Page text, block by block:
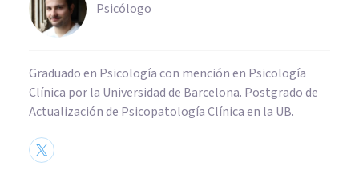
Psicólogo
Graduado en Psicología con mención en Psicología
Clínica por la Universidad de Barcelona. Postgrado de
Actualización de Psicopatología Clínica en la UB.